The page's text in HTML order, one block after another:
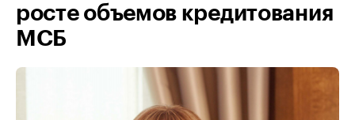
росте объемов кредитования
МСБ